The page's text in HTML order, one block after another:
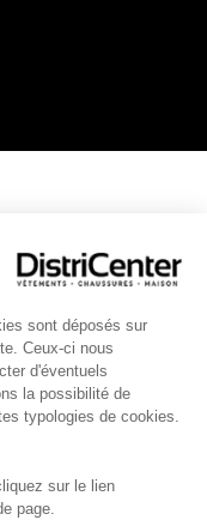
sont déposés sur
Ceux-ci nous
d'éventuels
la possibilité de
typologies de cookies.
sur le lien
page.